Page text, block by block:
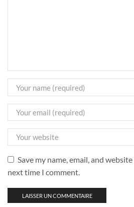
Save my name, email, and
next time I comment.